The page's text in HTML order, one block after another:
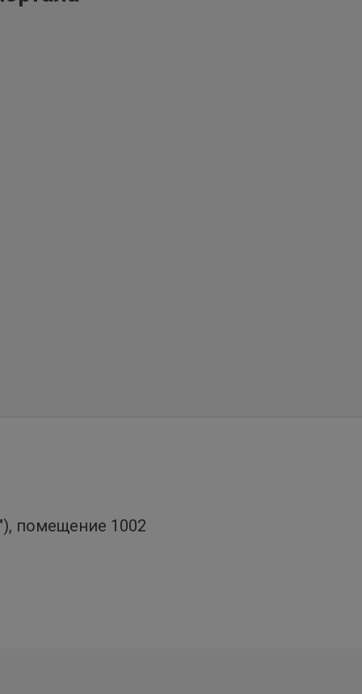
помещение 1002